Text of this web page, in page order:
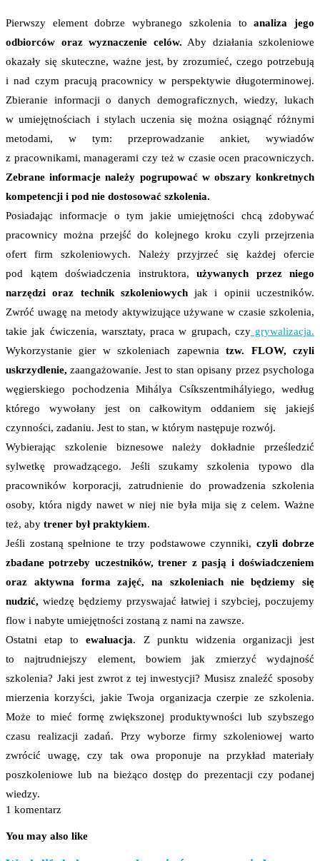
Pierwszy element dobrze wybranego szkolenia toanaliza jego
odbiorców oraz wyznaczenie celów. Aby działania szkoleniowe
okazały się skuteczne, ważne jest, by zrozumieć, czego potrzebują
i nad czym pracują pracownicy w perspektywie długoterminowej.
Zbieranie informacji o danych demograficznych, wiedzy, lukach
w umiejętnościach i stylach uczenia się można osiągnąć różnymi
metodami, w tym: przeprowadzanie ankiet, wywiadów
z pracownikami, managerami czy też w czasie ocen pracowniczych.
Zebrane informacje należy pogrupować w obszary konkretnych
kompetencji i pod nie dostosować szkolenia.
Posiadając informacje o tym jakie umiejętności chcą zdobywać
pracownicy można przejść do kolejnego kroku czyli przejrzenia
ofert firm szkoleniowych. Należy przyjrzeć się każdej ofercie
pod kątem doświadczenia instruktora, używanych przez niego
narzędzi oraz technik szkoleniowychjak i opinii uczestników.
Zwróć uwagę na metody aktywizujące używane w czasie szkolenia,
takie jak ćwiczenia, warsztaty, praca w grupach, czygrywalizacja.
Wykorzystanie gier w szkoleniach zapewniatzw. FLOW, czyli
uskrzydlenie, zaangażowanie. Jest to stan opisany przez psychologa
węgierskiego pochodzenia Mihálya Csíkszentmihályiego, według
którego wywołany jest on całkowitym oddaniem się jakiejś
czynności, zadaniu. Jest to stan, w którym następuje rozwój.
Wybierając szkolenie biznesowe należy dokładnie prześledzić
sylwetkę prowadzącego. Jeśli szukamy szkolenia typowo dla
pracowników korporacji, zatrudnienie do prowadzenia szkolenia
osoby, która nigdy nawet w niej nie była mija się z celem. Ważne
też, aby trener był praktykiem.
Jeśli zostaną spełnione te trzy podstawowe czynniki, czyli dobrze
zbadane potrzeby uczestników, trener z pasją i doświadczeniem
oraz aktywna forma zajęć, na szkoleniach nie będziemy się
nudzić, wiedzę będziemy przyswajać łatwiej i szybciej, poczujemy
flow i nabyte umiejętności zostaną z nami na zawsze.
Ostatni etap toewaluacja. Z punktu widzenia organizacji jest
to najtrudniejszy element, bowiem jak zmierzyć wydajność
szkolenia? Jaki jest zwrot z tej inwestycji? Musisz znaleźć sposoby
mierzenia korzyści, jakie Twoja organizacja czerpie ze szkolenia.
Może to mieć formę zwiększonej produktywności lub szybszego
czasu realizacji zadań. Przy wyborze firmy szkoleniowej warto
zwrócić uwagę, czy tak owa proponuje na przykład materiały
poszkoleniowe lub na bieżąco dostęp do prezentacji czy podanej
wiedzy.
1 komentarz
You may also like